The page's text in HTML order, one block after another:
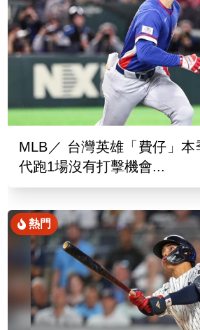
MLB／ 台灣英雄「費仔」本
代跑1場沒有打擊機會...
熱門